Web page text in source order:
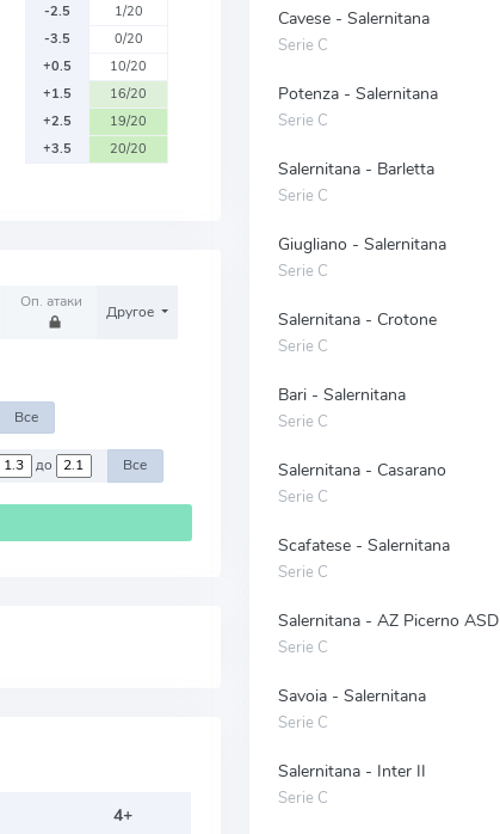
-2.5
1/20
-3.5
0/20
+0.5
10/20
+1.5
16/20
+2.5
19/20
+3.5
20/20
Оп. атаки
Другое
Все
до Все
4+
Cavese - Salernitana
Serie C
Potenza - Salernitana
Serie C
Salernitana - Barletta
Serie C
Giugliano - Salernitana
Serie C
Salernitana - Crotone
Serie C
Bari - Salernitana
Serie C
Salernitana - Casarano
Serie C
Scafatese - Salernitana
Serie C
Salernitana - AZ Picerno ASD
Serie C
Savoia - Salernitana
Serie C
Salernitana - Inter II
Serie C